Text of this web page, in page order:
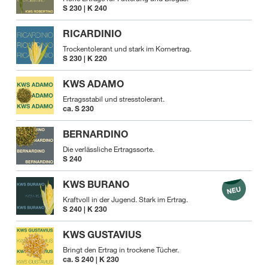
S 230 | K 240
RICARDINIO
Trockentolerant und stark im Kornertrag.
S 230 | K 220
KWS ADAMO
Ertragsstabil und stresstolerant.
ca. S 230
BERNARDINO
Die verlässliche Ertragssorte.
S 240
KWS BURANO
Kraftvoll in der Jugend. Stark im Ertrag.
S 240 | K 230
KWS GUSTAVIUS
Bringt den Ertrag in trockene Tücher.
ca. S 240 | K 230